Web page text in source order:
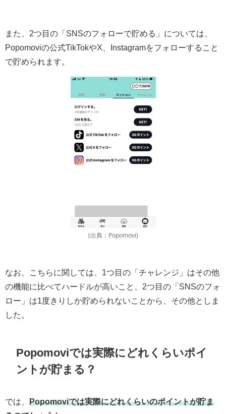
また、2つ目の「SNSのフォローで貯める」については、
Popomoviの公式TikTokやX、Instagramをフォローすること
で貯められます。
(出典：Popomovi)
なお、こちらに関しては、1つ目の「チャレンジ」はその他
の機能に比べてハードルが高いこと、2つ目の「SNSのフォ
ロー」は1度きりしか貯められないことから、その他としま
した。
Popomoviでは実際にどれくらいポイ
ントが貯まる？
では、 Popomoviでは実際にどれくらいのポイントが貯ま